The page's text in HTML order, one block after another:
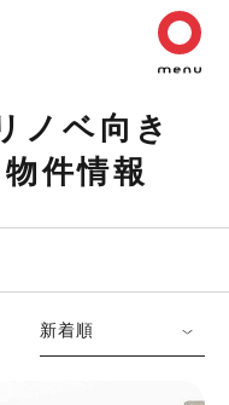
ノベ向き
件情報
新着順